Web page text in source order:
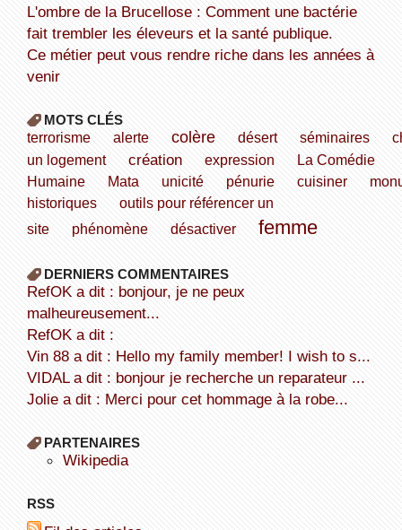
L'ombre de la Brucellose : Comment une bactérie
fait trembler les éleveurs et la santé publique.
Ce métier peut vous rendre riche dans les années à
venir
MOTS CLÉS
terrorisme alerte colère désert séminaires
un logement
création expression
La Comédie
Humaine
Mata unicité pénurie cuisiner
historiques
outils pour référencer un
site
phénomène désactiver femme
DERNIERS COMMENTAIRES
refOK a dit : bonjour, je ne peux
malheureusement...
refOK a dit :
Vin 88 a dit : Hello my family member! I wish to s...
VIDAL a dit : bonjour je recherche un reparateur ...
Jolie a dit : Merci pour cet hommage à la robe...
PARTENAIRES
wikipedia
RSS